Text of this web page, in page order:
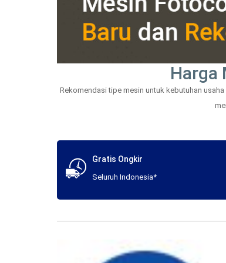
Harga
Rekomendasi tipe mesin untuk kebutuhan
Gratis Ongkir
Seluruh Indonesia*